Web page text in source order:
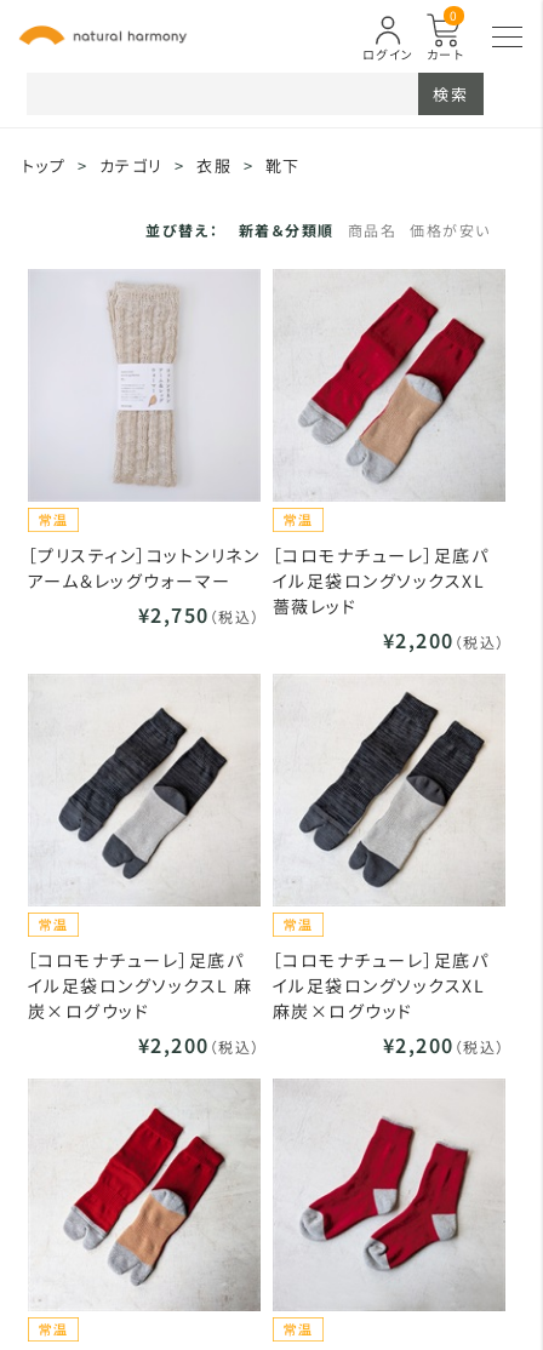
カート
0
ログイン
検索
トップ > カテゴリ > 衣服 > 靴下
並び替え： 新着＆分類順 商品名 価格が安い
［プリスティン］コットンリネン
アーム＆レッグウォーマー
¥2,750 （税込）
［コロモナチューレ］足底パ
イル足袋ロングソックスXL
薔薇レッド
¥2,200 （税込）
［コロモナチューレ］足底パ
イル足袋ロングソックスL 麻
炭×ログウッド
¥2,200 （税込）
［コロモナチューレ］足底パ
イル足袋ロングソックスXL
麻炭×ログウッド
¥2,200 （税込）